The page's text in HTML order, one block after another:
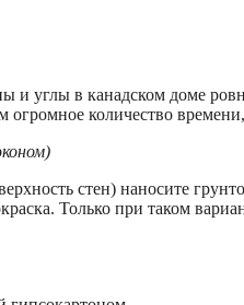
и углы в канадском доме
количество
стен) наносите
Только при таком